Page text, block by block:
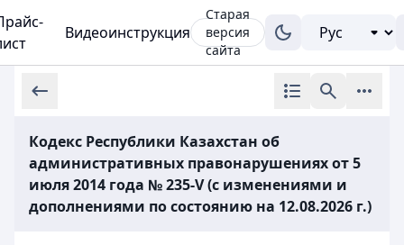
Видеоинструкция
Старая
версия
сайта
Кодекс Республики Казахстан об
административных правонарушениях от 5
июля 2014 года № 235-V (с изменениями и
дополнениями по состоянию на 12.08.2026 г.)